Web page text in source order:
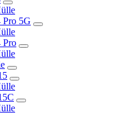
Pro 5G
Pro